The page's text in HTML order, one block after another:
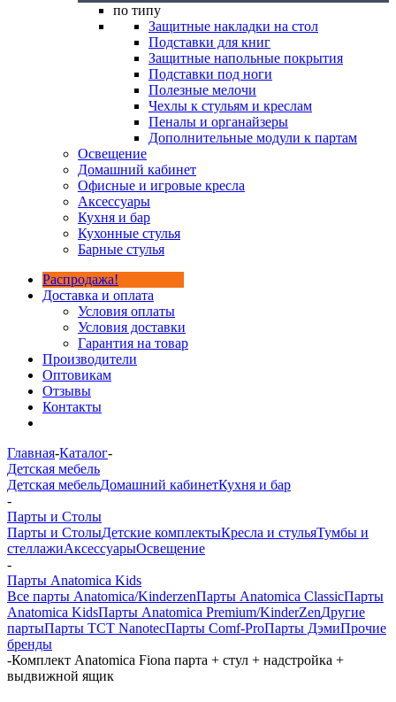
по типу
Защитные накладки на стол
Подставки для книг
Защитные напольные покрытия
Подставки под ноги
Полезные мелочи
Чехлы к стульям и креслам
Пеналы и органайзеры
Дополнительные модули к партам
Освещение
Домашний кабинет
Офисные и игровые кресла
Аксессуары
Кухня и бар
Кухонные стулья
Барные стулья
Распродажа!
Доставка и оплата
Условия оплаты
Условия доставки
Гарантия на товар
Производители
Оптовикам
Отзывы
Контакты
Главная-Каталог-
Детская мебель
Детская мебельДомашний кабинетКухня и бар
-
Парты и Столы
Парты и СтолыДетские комплектыКресла и стульяТумбы и
стеллажиАксессуарыОсвещение
-
Парты Anatomica Kids
Все парты Anatomica/KinderzenПарты Anatomica ClassicПарты
Anatomica KidsПарты Anatomica Premium/KinderZenДругие
партыПарты TCT NanotecПарты Comf-ProПарты ДэмиПрочие
бренды
-Комплект Anatomica Fiona парта + стул + надстройка +
выдвижной ящик